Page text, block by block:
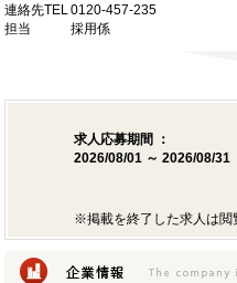
連絡先TEL0120-457-235
担当
採用係
求人応募期間 ：
2026/08/01 ～ 2026/08/31
※掲載を終了した求人は閲